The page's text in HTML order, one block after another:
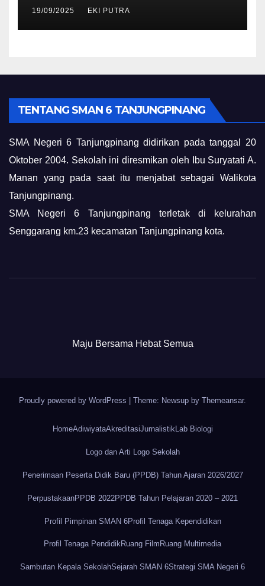
19/09/2025 EKI PUTRA
TENTANG SMAN 6 TANJUNGPINANG
SMA Negeri 6 Tanjungpinang didirikan pada tanggal 20
Oktober 2004. Sekolah ini diresmikan oleh Ibu Suryatati A.
Manan yang pada saat itu menjabat sebagai Walikota
Tanjungpinang.
SMA Negeri 6 Tanjungpinang terletak di kelurahan
Senggarang km.23 kecamatan Tanjungpinang kota.
Maju Bersama Hebat Semua
Proudly powered by WordPress Theme: Newsup by Themeansar.
HomeAdiwiyataAkreditasiJurnalistikLab Biologi
Logo dan Arti Logo Sekolah
Penerimaan Peserta Didik Baru (PPDB) Tahun Ajaran 2026/2027
PerpustakaanPPDB 2022PPDB Tahun Pelajaran 2020 – 2021
Profil Pimpinan SMAN 6Profil Tenaga Kependidikan
Profil Tenaga PendidikRuang Film Ruang Multimedia
Sambutan Kepala SekolahSejarah SMAN 6Strategi SMA Negeri 6